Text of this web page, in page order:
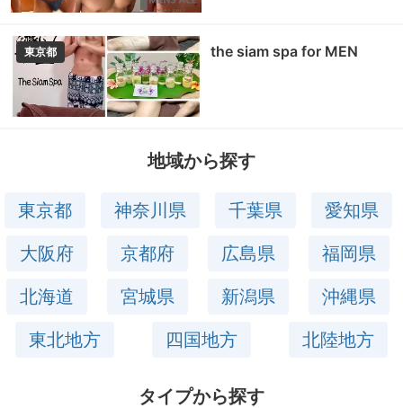
東京都 the siam spa for MEN
地域から探す
東京都 神奈川県 千葉県
愛知県
大阪府
京都府 広島県
福岡県
北海道
宮城県 新潟県
沖縄県
東北地方
四国地方 北陸地方
タイプから探す